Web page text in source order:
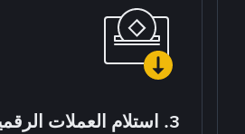
3. استلام العملات الرقمية